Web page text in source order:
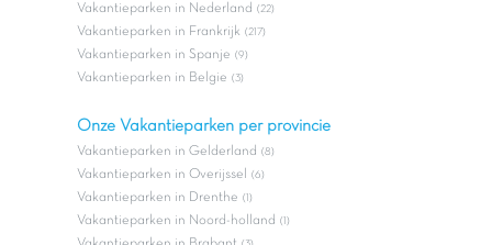
Vakantieparken in Nederland (22)
Vakantieparken in Frankrijk (217)
Vakantieparken in Spanje (9)
Vakantieparken in Belgie (3)
Onze Vakantieparken per provincie
Vakantieparken in Gelderland (8)
Vakantieparken in Overijssel (6)
Vakantieparken in Drenthe (1)
Vakantieparken in Noord-holland (1)